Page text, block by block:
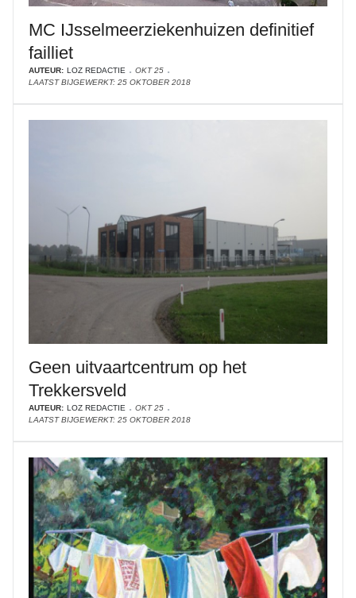
MC IJsselmeerziekenhuizen definitief
failliet
AUTEUR: LOZ REDACTIE
OKT 25
LAATST BIJGEWERKT: 25 OKTOBER 2018
Geen uitvaartcentrum op het
Trekkersveld
AUTEUR: LOZ REDACTIE
OKT 25
LAATST BIJGEWERKT: 25 OKTOBER 2018